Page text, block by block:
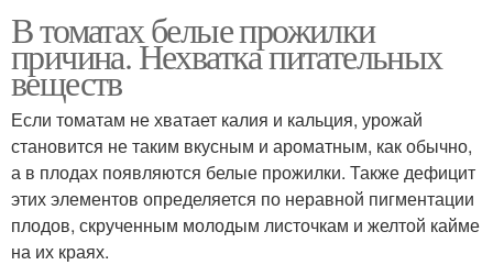
В томатах белые прожилки
причина. Нехватка питательных
веществ
Если томатам не хватает калия и кальция, урожай
становится не таким вкусным и ароматным, как обычно,
а в плодах появляются белые прожилки. Также дефицит
этих элементов определяется по неравной пигментации
плодов, скрученным молодым листочкам и желтой кайме
на их краях.